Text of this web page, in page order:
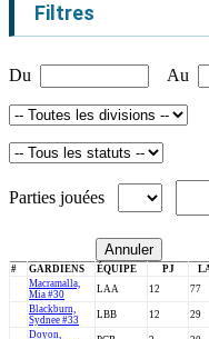
Filtres
Du Au
Parties jouées
Annuler
# GARDIENS ÉQUIPE PJ
Macramalla,
Mia #30
LAA 12 77
Blackburn,
Sydnee #33
LBB 12 29
Doyon,